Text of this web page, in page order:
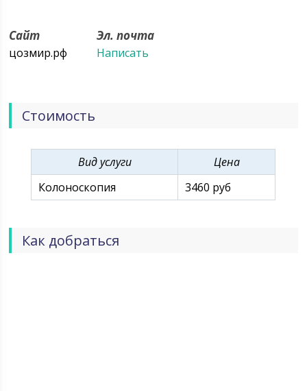
нескольких больниц. Первый роддом, а также
родильные и детские отделения в городских
больницах №№ 1,3,4,6 и 9 не справлялись с
родильного дома и организации отдельного
лечебного учреждения для оказания медицинской
помощи детскому населению. Соответствующее
Сайт
цозмир.рф
Эл. почта
Написать
Стоимость
Вид услуги
Цена
Колоноскопия
3460 руб
Как добраться